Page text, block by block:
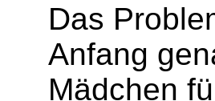
Das
Anfang
Mädchen